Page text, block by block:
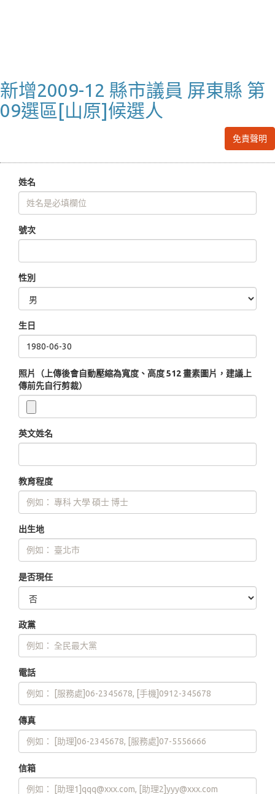
新增2009-12 縣市議員 屏東縣 第
09選區[山原]候選人
免責聲明
姓名
號次
性別
生日
照片（上傳後會自動壓縮為寬度、高度 512 畫素圖片，建議上
傳前先自行剪裁）
英文姓名
教育程度
出生地
是否現任
政黨
電話
傳真
信箱